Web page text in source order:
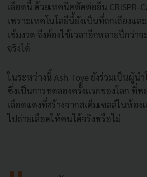
เลือดนี้ ด้วยเทคนิคตัดต่อยีน CRISPR-
เพราะเทคโนโลยีนี้ยังเป็นที่ถกเถียงแล
เข้มงวด จึงต้องใช้เวลาอีกหลายปีกว่า
จริงได้
ในระหว่างนี้ Ash Toye ยังร่วมเป็นผู้นำโ
ซึ่งเป็นการทดลองครั้งแรกของโลก ที่พ
เลือดแดงที่สร้างจากสเต็มเซลล์ในห้อ
ไปถ่ายเลือดให้คนได้จริงหรือไม่